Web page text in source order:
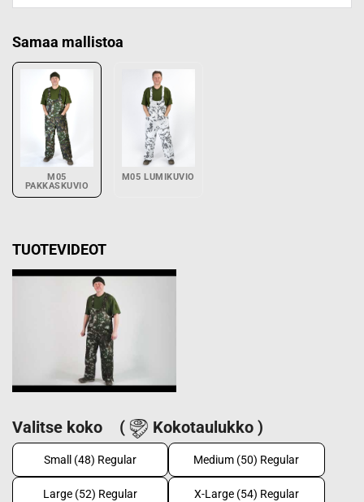
Samaa mallistoa
M05
PAKKASKUVIO
M05 LUMIKUVIO
TUOTEVIDEOT
Valitse koko ( Kokotaulukko )
Small (48) Regular Medium (50) Regular
Large (52) Regular X-Large (54) Regular